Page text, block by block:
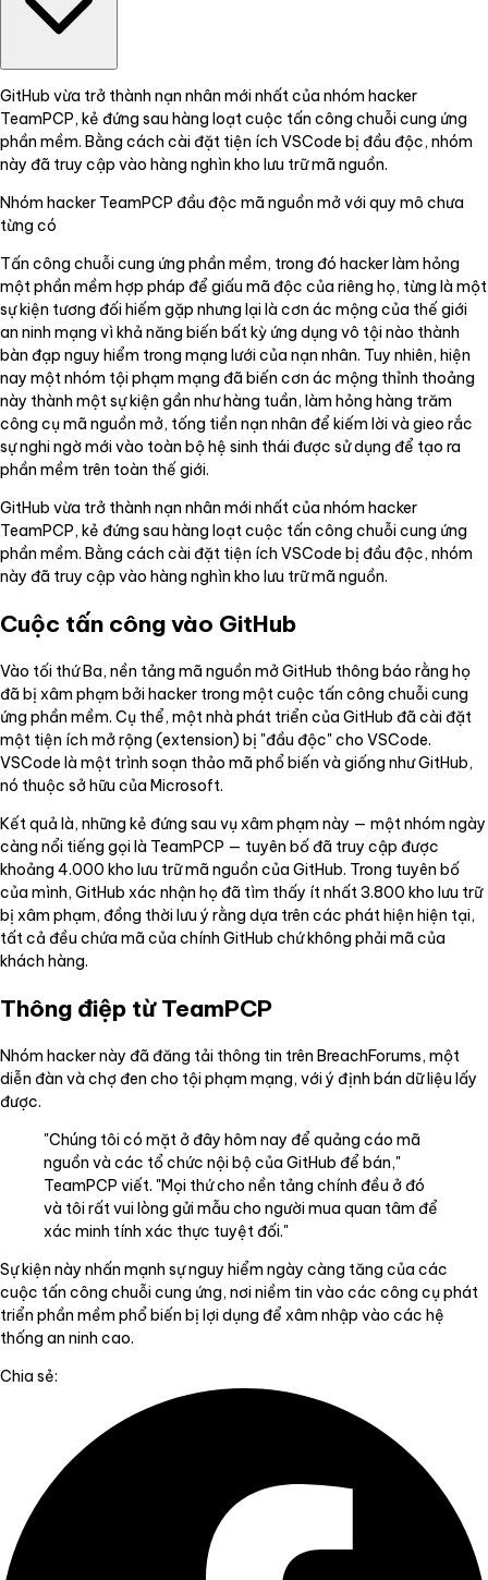
GitHub vừa trở thành nạn nhân mới nhất của nhóm hacker
TeamPCP, kẻ đứng sau hàng loạt cuộc tấn công chuỗi cung ứng
phần mềm. Bằng cách cài đặt tiện ích VSCode bị đầu độc, nhóm
này đã truy cập vào hàng nghìn kho lưu trữ mã nguồn.
Nhóm hacker TeamPCP đầu độc mã nguồn mở với quy mô chưa
từng có
Tấn công chuỗi cung ứng phần mềm, trong đó hacker làm hỏng
một phần mềm hợp pháp để giấu mã độc của riêng họ, từng là một
sự kiện tương đối hiếm gặp nhưng lại là cơn ác mộng của thế giới
an ninh mạng vì khả năng biến bất kỳ ứng dụng vô tội nào thành
bàn đạp nguy hiểm trong mạng lưới của nạn nhân. Tuy nhiên, hiện
nay một nhóm tội phạm mạng đã biến cơn ác mộng thỉnh thoảng
này thành một sự kiện gần như hàng tuần, làm hỏng hàng trăm
công cụ mã nguồn mở, tống tiền nạn nhân để kiếm lời và gieo rắc
sự nghi ngờ mới vào toàn bộ hệ sinh thái được sử dụng để tạo ra
phần mềm trên toàn thế giới.
GitHub vừa trở thành nạn nhân mới nhất của nhóm hacker
TeamPCP, kẻ đứng sau hàng loạt cuộc tấn công chuỗi cung ứng
phần mềm. Bằng cách cài đặt tiện ích VSCode bị đầu độc, nhóm
này đã truy cập vào hàng nghìn kho lưu trữ mã nguồn.
Cuộc tấn công vào GitHub
Vào tối thứ Ba, nền tảng mã nguồn mở GitHub thông báo rằng họ
đã bị xâm phạm bởi hacker trong một cuộc tấn công chuỗi cung
ứng phần mềm. Cụ thể, một nhà phát triển của GitHub đã cài đặt
một tiện ích mở rộng (extension) bị "đầu độc" cho VSCode.
VSCode là một trình soạn thảo mã phổ biến và giống như GitHub,
nó thuộc sở hữu của Microsoft.
Kết quả là, những kẻ đứng sau vụ xâm phạm này — một nhóm ngày
càng nổi tiếng gọi là TeamPCP — tuyên bố đã truy cập được
khoảng 4.000 kho lưu trữ mã nguồn của GitHub. Trong tuyên bố
của mình, GitHub xác nhận họ đã tìm thấy ít nhất 3.800 kho lưu trữ
bị xâm phạm, đồng thời lưu ý rằng dựa trên các phát hiện hiện tại,
tất cả đều chứa mã của chính GitHub chứ không phải mã của
khách hàng.
Thông điệp từ TeamPCP
Nhóm hacker này đã đăng tải thông tin trên BreachForums, một
diễn đàn và chợ đen cho tội phạm mạng, với ý định bán dữ liệu lấy
được.
"Chúng tôi có mặt ở đây hôm nay để quảng cáo mã
nguồn và các tổ chức nội bộ của GitHub để bán,"
TeamPCP viết. "Mọi thứ cho nền tảng chính đều ở đó
và tôi rất vui lòng gửi mẫu cho người mua quan tâm để
xác minh tính xác thực tuyệt đối."
Sự kiện này nhấn mạnh sự nguy hiểm ngày càng tăng của các
cuộc tấn công chuỗi cung ứng, nơi niềm tin vào các công cụ phát
triển phần mềm phổ biến bị lợi dụng để xâm nhập vào các hệ
thống an ninh cao.
Chia sẻ: